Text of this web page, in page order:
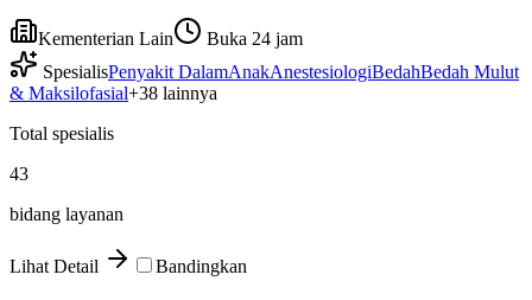
Kementerian Lain
Buka 24 jam
SpesialisPenyakit DalamAnakAnestesiologiBedahBedah Mulut
& Maksilofasial+38 lainnya
Total spesialis
43
bidang layanan
Lihat Detail Bandingkan